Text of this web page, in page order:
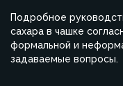
Подробное
сахара в чашке
формальной и
задаваемые вопросы.